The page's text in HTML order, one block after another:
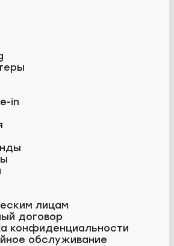
in
лицам
договор
конфиденциальности
обслуживание